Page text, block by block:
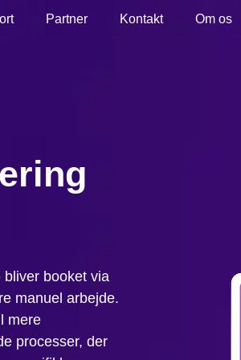
Partner Kontakt Om os
booket via
manuel arbejde.
mere
processer, der